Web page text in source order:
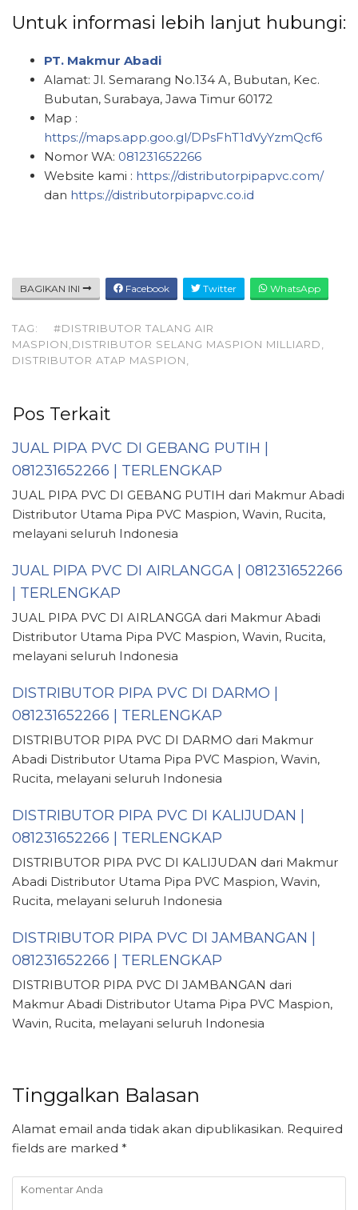
Untuk informasi lebih lanjut hubungi:
PT. Makmur Abadi
Alamat: Jl. Semarang No.134 A, Bubutan, Kec.
Bubutan, Surabaya, Jawa Timur 60172
Map :
https://maps.app.goo.gl/DPsFhT1dVyYzmQcf6
Nomor WA: 081231652266
Website kami : https://distributorpipapvc.com/
dan https://distributorpipapvc.co.id
BAGIKAN INI Facebook Twitter WhatsApp
TAG:
#DISTRIBUTOR TALANG AIR
MASPION,DISTRIBUTOR SELANG MASPION MILLIARD,
DISTRIBUTOR ATAP MASPION,
Pos Terkait
JUAL PIPA PVC DI GEBANG PUTIH |
081231652266 | TERLENGKAP
JUAL PIPA PVC DI GEBANG PUTIH dari Makmur Abadi
Distributor Utama Pipa PVC Maspion, Wavin, Rucita,
melayani seluruh Indonesia
JUAL PIPA PVC DI AIRLANGGA | 081231652266
| TERLENGKAP
JUAL PIPA PVC DI AIRLANGGA dari Makmur Abadi
Distributor Utama Pipa PVC Maspion, Wavin, Rucita,
melayani seluruh Indonesia
DISTRIBUTOR PIPA PVC DI DARMO |
081231652266 | TERLENGKAP
DISTRIBUTOR PIPA PVC DI DARMO dari Makmur
Abadi Distributor Utama Pipa PVC Maspion, Wavin,
Rucita, melayani seluruh Indonesia
DISTRIBUTOR PIPA PVC DI KALIJUDAN |
081231652266 | TERLENGKAP
DISTRIBUTOR PIPA PVC DI KALIJUDAN dari Makmur
Abadi Distributor Utama Pipa PVC Maspion, Wavin,
Rucita, melayani seluruh Indonesia
DISTRIBUTOR PIPA PVC DI JAMBANGAN |
081231652266 | TERLENGKAP
DISTRIBUTOR PIPA PVC DI JAMBANGAN dari
Makmur Abadi Distributor Utama Pipa PVC Maspion,
Wavin, Rucita, melayani seluruh Indonesia
Tinggalkan Balasan
Alamat email anda tidak akan dipublikasikan. Required
fields are marked *